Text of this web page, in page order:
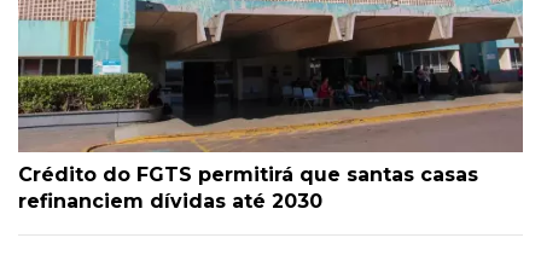
Crédito do FGTS permitirá que santas casas
refinanciem dívidas até 2030